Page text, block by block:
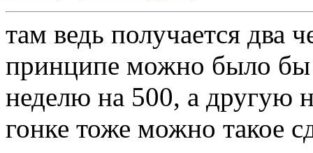
там ведь получается два
принципе можно было бы
неделю на 500, а другую
гонке тоже можно такое